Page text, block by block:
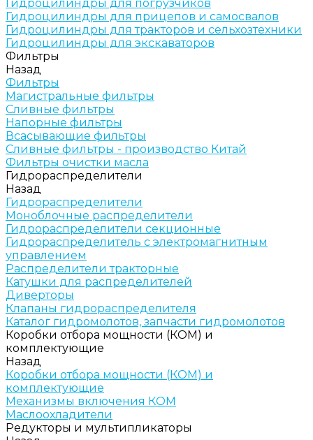
Гидроцилиндры для погрузчиков
Гидроцилиндры для прицепов и самосвалов
Гидроцилиндры для тракторов и сельхозтехники
Гидроцилиндры для экскаваторов
Фильтры
Назад
Фильтры
Магистральные фильтры
Сливные фильтры
Напорные фильтры
Всасывающие фильтры
Сливные фильтры - производство Китай
Фильтры очистки масла
Гидрораспределители
Назад
Гидрораспределители
Моноблочные распределители
Гидрораспределители секционные
Гидрораспределитель с электромагнитным
управлением
Распределители тракторные
Катушки для распределителей
Диверторы
Клапаны гидрораспределителя
Каталог гидромолотов, запчасти гидромолотов
Коробки отбора мощности (КОМ) и
комплектующие
Назад
Коробки отбора мощности (КОМ) и
комплектующие
Механизмы включения КОМ
Маслоохладители
Редукторы и мультипликаторы